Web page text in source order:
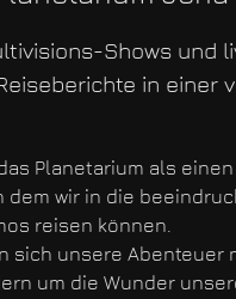
Shows und
in einer
Planetarium als
dem wir in die
reisen können.
sich unsere Abenteuer
um die Wunder